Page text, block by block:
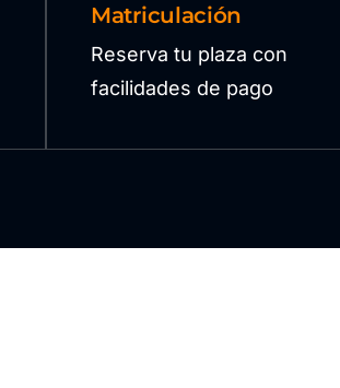
Matriculación
Reserva tu plaza con
facilidades de pago